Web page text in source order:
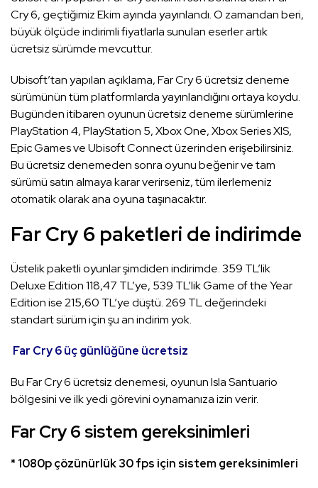
Cry 6, geçtiğimiz Ekim ayında yayınlandı. O zamandan beri,
büyük ölçüde indirimli fiyatlarla sunulan eserler artık
ücretsiz sürümde mevcuttur.
Ubisoft’tan yapılan açıklama, Far Cry 6 ücretsiz deneme
sürümünün tüm platformlarda yayınlandığını ortaya koydu.
Bugünden itibaren oyunun ücretsiz deneme sürümlerine
PlayStation 4, PlayStation 5, Xbox One, Xbox Series XlS,
Epic Games ve Ubisoft Connect üzerinden erişebilirsiniz.
Bu ücretsiz denemeden sonra oyunu beğenir ve tam
sürümü satın almaya karar verirseniz, tüm ilerlemeniz
otomatik olarak ana oyuna taşınacaktır.
Far Cry 6 paketleri de indirimde
Üstelik paketli oyunlar şimdiden indirimde. 359 TL’lik
Deluxe Edition 118,47 TL’ye, 539 TL’lik Game of the Year
Edition ise 215,60 TL’ye düştü. 269 ​​TL değerindeki
standart sürüm için şu an indirim yok.
Far Cry 6 üç günlüğüne ücretsiz
Bu Far Cry 6 ücretsiz denemesi, oyunun Isla Santuario
bölgesini ve ilk yedi görevini oynamanıza izin verir.
Far Cry 6sistem gereksinimleri
* 1080p çözünürlük 30 fps için sistem gereksinimleri